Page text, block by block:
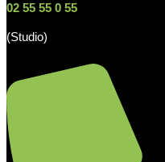
02 55 55 0 55
(Studio)